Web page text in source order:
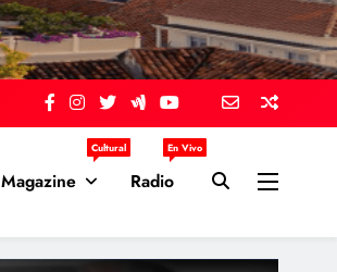
Magazine
Cultural
Radio
En Vivo